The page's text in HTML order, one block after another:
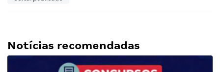
Notícias recomendadas